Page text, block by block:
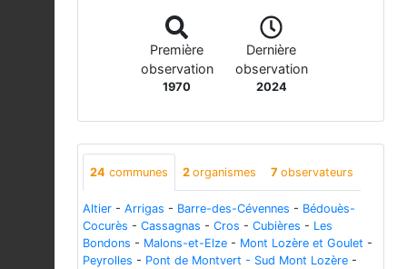
Première
observation
1970
Dernière
observation
2024
24 communes 2 organismes 7 observateurs
Altier - Arrigas - Barre-des-Cévennes - Bédouès-
Cocurès - Cassagnas - Cros - Cubières - Les
Bondons - Malons-et-Elze - Mont Lozère et Goulet -
Peyrolles - Pont de Montvert - Sud Mont Lozère -